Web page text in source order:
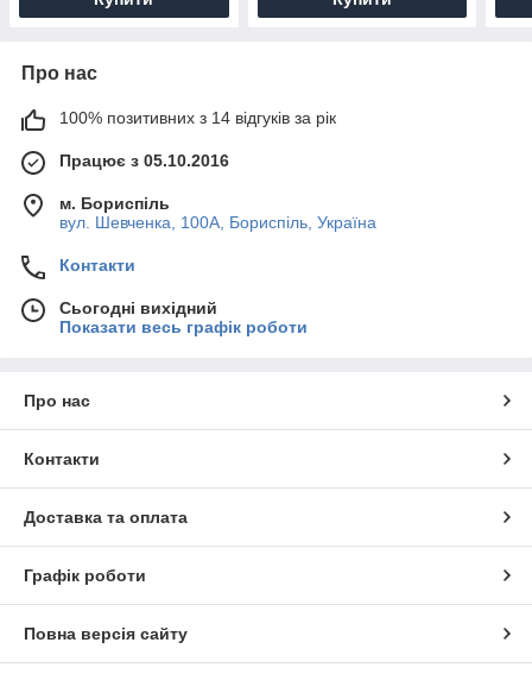
Про нас
100% позитивних з 14 відгуків за рік
Працює з 05.10.2016
м. Бориспіль
вул. Шевченка, 100А, Бориспіль, Україна
Контакти
Сьогодні вихідний
Показати весь графік роботи
Про нас
Контакти
Доставка та оплата
Графік роботи
Повна версія сайту